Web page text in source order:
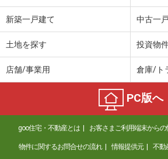
新築一戸建て 中古一
土地を探す 投資物
店舗/事業用 倉庫/ト
PC版へ
goo住宅・不動産とは お客さまご利用端末から
物件に関するお問合せの流れ 情報提供元 不動